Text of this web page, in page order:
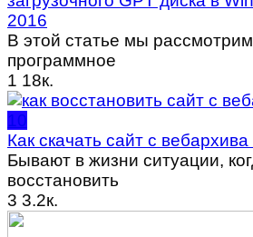
2016
В этой статье мы
программное
1 18к.
10
Как скачать сайт с
Бывают в жизни ситуации,
восстановить
3 3.2к.